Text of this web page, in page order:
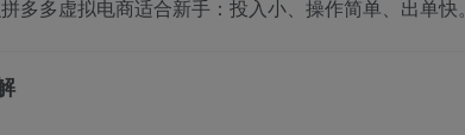
多多虚拟电商适合新手：投入小、操作简单、出单快。